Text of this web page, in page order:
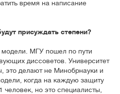
время на написание
присуждать степени?
МГУ пошел по пути
диссоветов. Университет
это делают не Минобрнауки и
когда на каждую защиту
человек, но это специалисты,